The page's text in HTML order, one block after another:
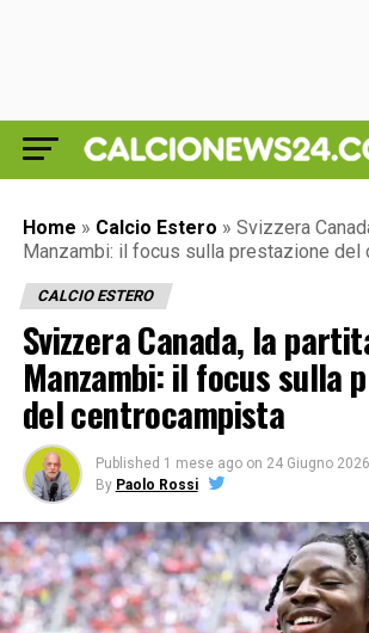
Home » Calcio Estero » Svizzera
Manzambi: il focus sulla prestazione del
CALCIO ESTERO
Svizzera Canada, la
Manzambi: il focus sulla
del centrocampista
Published 1 mese ago on 24 Giugno 2026
By Paolo Rossi